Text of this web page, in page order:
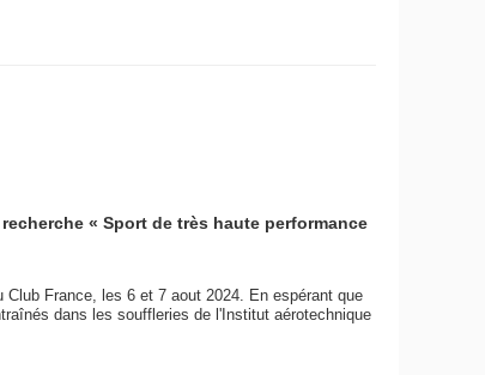
« Sport de très haute performance
France, les 6 et 7 aout 2024. En espérant que
dans les souffleries de l'Institut aérotechnique